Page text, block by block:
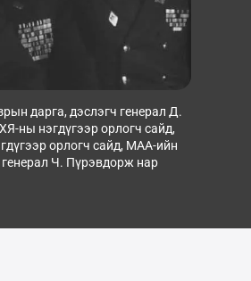
дарга, дэслэгч генерал Д.
ны нэгдүгээр орлогч сайд,
орлогч сайд, МАА-ийн
Ч. Пүрэвдорж нар